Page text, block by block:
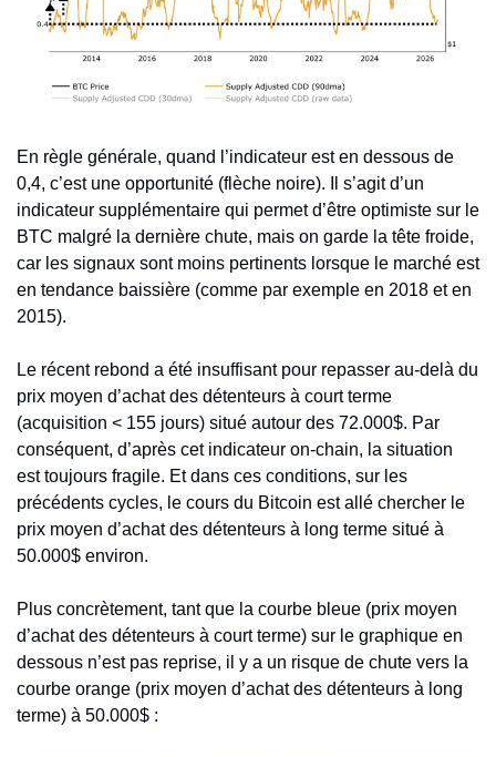
En règle générale, quand l’indicateur est en dessous de
0,4, c’est une opportunité (flèche noire). Il s’agit d’un
indicateur supplémentaire qui permet d’être optimiste sur le
BTC malgré la dernière chute, mais on garde la tête froide,
car les signaux sont moins pertinents lorsque le marché est
en tendance baissière (comme par exemple en 2018 et en
2015).
Le récent rebond a été insuffisant pour repasser au-delà du
prix moyen d’achat des détenteurs à court terme
(acquisition < 155 jours) situé autour des 72.000$. Par
conséquent, d’après cet indicateur on-chain, la situation
est toujours fragile. Et dans ces conditions, sur les
précédents cycles, le cours du Bitcoin est allé chercher le
prix moyen d’achat des détenteurs à long terme situé à
50.000$ environ.
Plus concrètement, tant que la courbe bleue (prix moyen
d’achat des détenteurs à court terme) sur le graphique en
dessous n’est pas reprise, il y a un risque de chute vers la
courbe orange (prix moyen d’achat des détenteurs à long
terme) à 50.000$ :